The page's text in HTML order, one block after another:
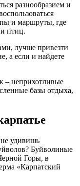
разнообразием и
и маршруты, где
птиц.
лучше привезти
а если и найдете
– неприхотливые
базы отдыха,
удивишь
Буйволиные
Горы, в
«Карпатский